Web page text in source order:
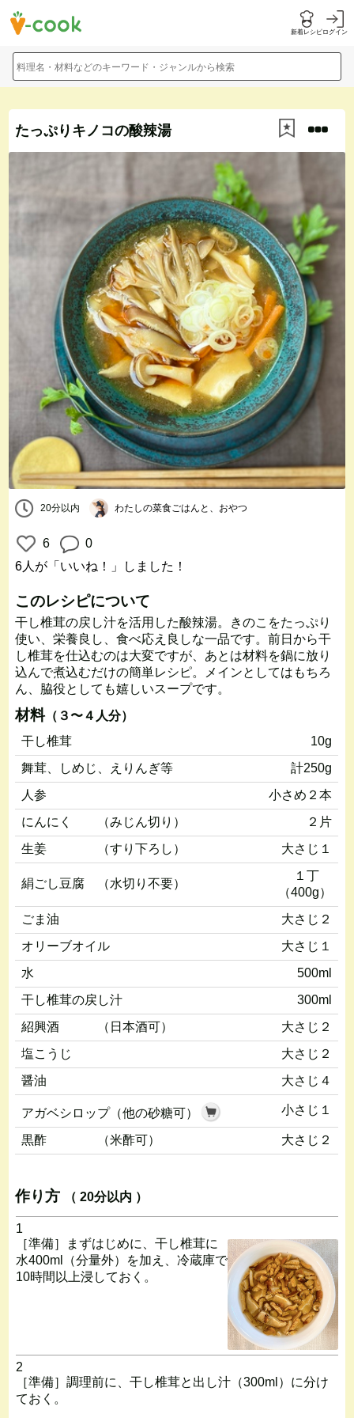
新着レシピログイン
料理名・材料などのキーワード・ジャンルから検索
たっぷりキノコの酸辣湯
20分以内 わたしの菜食ごはんと、おやつ
6
0
6人 が「いいね！」しました！
このレシピについて
干し椎茸の戻し汁を活用した酸辣湯。きのこをたっぷり
使い、栄養良し、食べ応え良しな一品です。前日から干
し椎茸を仕込むのは大変ですが、あとは材料を鍋に放り
込んで煮込むだけの簡単レシピ。メインとしてはもちろ
ん、脇役としても嬉しいスープです。
材料（３〜４人分）
干し椎茸
10g
舞茸、しめじ、えりんぎ等
計250g
人参
小さめ２本
にんにく （みじん切り）
２片
生姜 （すり下ろし）
大さじ１
絹ごし豆腐 （水切り不要）
１丁
（400g）
ごま油
大さじ２
オリーブオイル
大さじ１
水
500ml
干し椎茸の戻し汁
300ml
紹興酒 （日本酒可）
大さじ２
塩こうじ
大さじ２
醤油
大さじ４
アガベシロップ（他の砂糖可） 小さじ１
黒酢 （米酢可） 大さじ２
作り方 （ 20分以内 ）
1
［準備］まずはじめに、干し椎茸に
水400ml（分量外）を加え、冷蔵庫で
10時間以上浸しておく。
2
［準備］調理前に、干し椎茸と出し汁（300ml）に分け
ておく。